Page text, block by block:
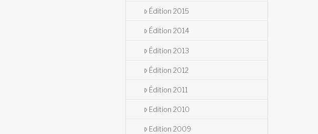
Édition 2015
Édition 2014
Édition 2013
Édition 2012
Édition 2011
Edition 2010
Edition 2009